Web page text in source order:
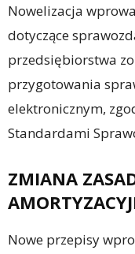
Nowelizacja
dotyczące
przedsiębiorstwa
przygotowania
elektronicznym,
Standardami
ZMIANA
Nowe przepisy